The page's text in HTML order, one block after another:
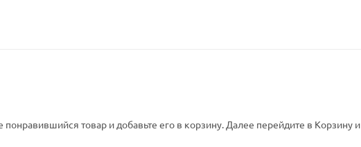
товар и добавьте его в корзину. Далее перейдите в Корзину и